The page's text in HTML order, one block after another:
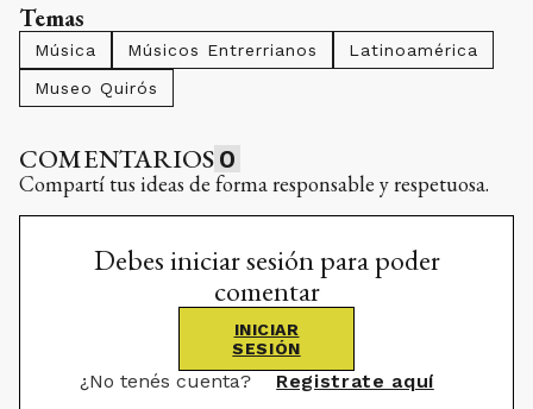
Temas
Música Músicos Entrerrianos
Latinoamérica
Museo Quirós
COMENTARIOS 0
Compartí tus ideas de forma responsable y respetuosa.
Debes iniciar sesión para poder
comentar
INICIAR
SESIÓN
¿No tenés cuenta? Registrate aquí